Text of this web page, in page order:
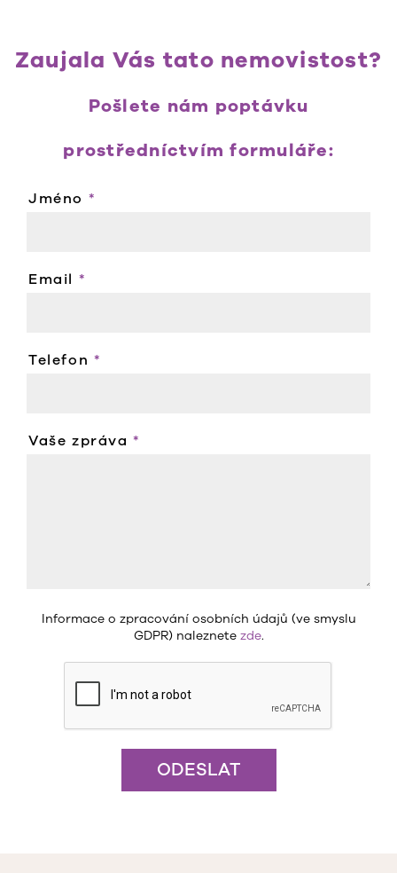
Zaujala Vás tato nemovistost?
Pošlete nám poptávku
prostředníctvím formuláře:
Jméno *
Email *
Telefon *
Vaše zpráva*
Informace o zpracování osobních údajů (ve smyslu
GDPR) naleznete zde.
ODESLAT